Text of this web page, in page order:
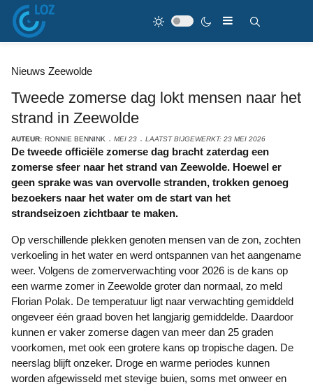
Nieuws Zeewolde
Tweede zomerse dag lokt mensen naar het
strand in Zeewolde
AUTEUR: RONNIE BENNINK MEI 23 LAATST BIJGEWERKT: 23 MEI 2026
De tweede officiële zomerse dag bracht zaterdag een
zomerse sfeer naar het strand van Zeewolde. Hoewel er
geen sprake was van overvolle stranden, trokken genoeg
bezoekers naar het water om de start van het
strandseizoen zichtbaar te maken.
Op verschillende plekken genoten mensen van de zon, zochten
verkoeling in het water en werd ontspannen van het aangename
weer. Volgens de zomerverwachting voor 2026 is de kans op
een warme zomer in Zeewolde groter dan normaal, zo meld
Florian Polak. De temperatuur ligt naar verwachting gemiddeld
ongeveer één graad boven het langjarig gemiddelde. Daardoor
kunnen er vaker zomerse dagen van meer dan 25 graden
voorkomen, met ook een grotere kans op tropische dagen. De
neerslag blijft onzeker. Droge en warme periodes kunnen
worden afgewisseld met stevige buien, soms met onweer en